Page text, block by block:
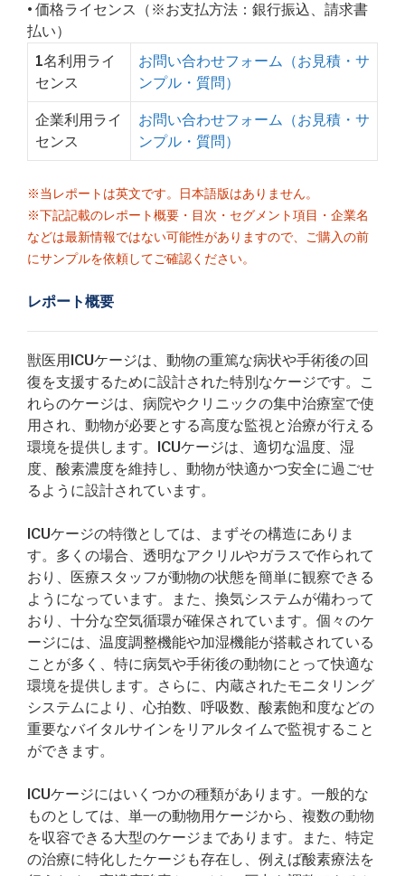
• 価格ライセンス（※お支払方法：銀行振込、請求書
払い）
1名利用ライ
センス
お問い合わせフォーム（お見積・サ
ンプル・質問）
企業利用ライ
センス
お問い合わせフォーム（お見積・サ
ンプル・質問）
※当レポートは英文です。日本語版はありません。
※下記記載のレポート概要・目次・セグメント項目・企業名
などは最新情報ではない可能性がありますので、ご購入の前
にサンプルを依頼してご確認ください。
レポート概要
獣医用ICUケージは、動物の重篤な病状や手術後の回
復を支援するために設計された特別なケージです。こ
れらのケージは、病院やクリニックの集中治療室で使
用され、動物が必要とする高度な監視と治療が行える
環境を提供します。ICUケージは、適切な温度、湿
度、酸素濃度を維持し、動物が快適かつ安全に過ごせ
るように設計されています。
ICUケージの特徴としては、まずその構造にありま
す。多くの場合、透明なアクリルやガラスで作られて
おり、医療スタッフが動物の状態を簡単に観察できる
ようになっています。また、換気システムが備わって
おり、十分な空気循環が確保されています。個々のケ
ージには、温度調整機能や加湿機能が搭載されている
ことが多く、特に病気や手術後の動物にとって快適な
環境を提供します。さらに、内蔵されたモニタリング
システムにより、心拍数、呼吸数、酸素飽和度などの
重要なバイタルサインをリアルタイムで監視すること
ができます。
ICUケージにはいくつかの種類があります。一般的な
ものとしては、単一の動物用ケージから、複数の動物
を収容できる大型のケージまであります。また、特定
の治療に特化したケージも存在し、例えば酸素療法を